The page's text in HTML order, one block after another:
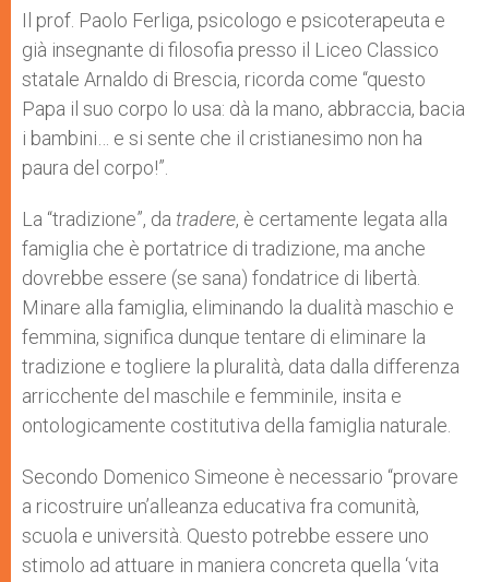
Il prof. Paolo Ferliga, psicologo e psicoterapeuta e
già insegnante di filosofia presso il Liceo Classico
statale Arnaldo di Brescia, ricorda come “questo
Papa il suo corpo lo usa: dà la mano, abbraccia, bacia
i bambini… e si sente che il cristianesimo non ha
paura del corpo!”.
La “tradizione”, da tradere, è certamente legata alla
famiglia che è portatrice di tradizione, ma anche
dovrebbe essere (se sana) fondatrice di libertà.
Minare alla famiglia, eliminando la dualità maschio e
femmina, significa dunque tentare di eliminare la
tradizione e togliere la pluralità, data dalla differenza
arricchente del maschile e femminile, insita e
ontologicamente costitutiva della famiglia naturale.
Secondo Domenico Simeone è necessario “provare
a ricostruire un’alleanza educativa fra comunità,
scuola e università. Questo potrebbe essere uno
stimolo ad attuare in maniera concreta quella ‘vita